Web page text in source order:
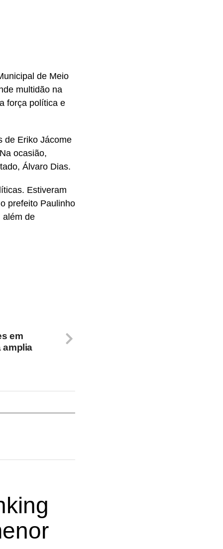
de Meio
multidão na
força política e
de Eriko Jácome
ocasião,
Álvaro Dias.
Estiveram
prefeito Paulinho
além de
em
amplia